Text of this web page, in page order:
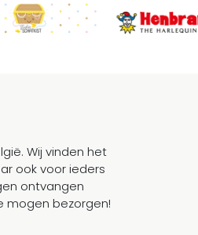
Wij vinden het
ook voor ieders
ontvangen
mogen bezorgen!